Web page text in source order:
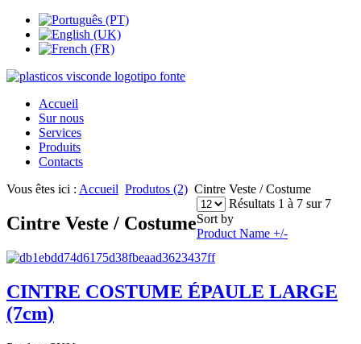
Accueil
Sur nous
Services
Produits
Contacts
Vous êtes ici : Accueil Produtos (2) Cintre Veste / Costume
Cintre Veste / Costume
Résultats 1 à 7 sur 7
Sort by
Product Name +/-
CINTRE COSTUME ÉPAULE LARGE
(7cm)